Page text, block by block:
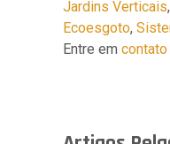
Jardins Verticais,
Ecoesgoto,
Entre em contato